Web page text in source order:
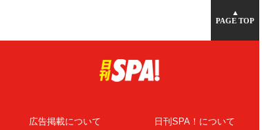
▲
PAGE TOP
広告掲載について 日刊SPA！について